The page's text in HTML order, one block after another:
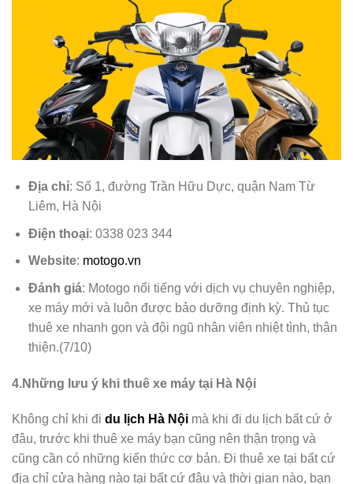
Địa chỉ: Số 1, đường Trần Hữu Dực, quận Nam Từ
Liêm, Hà Nội
Điện thoại: 0338 023 344
Website: motogo.vn
Đánh giá: Motogo nổi tiếng với dịch vụ chuyên nghiệp,
xe máy mới và luôn được bảo dưỡng định kỳ. Thủ tục
thuê xe nhanh gọn và đội ngũ nhân viên nhiệt tình, thân
thiện.(7/10)
4.Những lưu ý khi thuê xe máy tại Hà Nội
Không chỉ khi đi du lịch Hà Nội mà khi đi du lịch bất cứ ở
đâu, trước khi thuê xe máy bạn cũng nên thận trọng và
cũng cần có những kiến thức cơ bản. Đi thuê xe tại bất cứ
địa chỉ cửa hàng nào tại bất cứ đâu và thời gian nào, bạn